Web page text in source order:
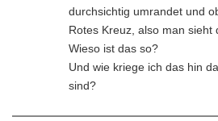
durchsichtig umrandet und
Rotes Kreuz, also man sieht
Wieso ist das so?
Und wie kriege ich das hin
sind?